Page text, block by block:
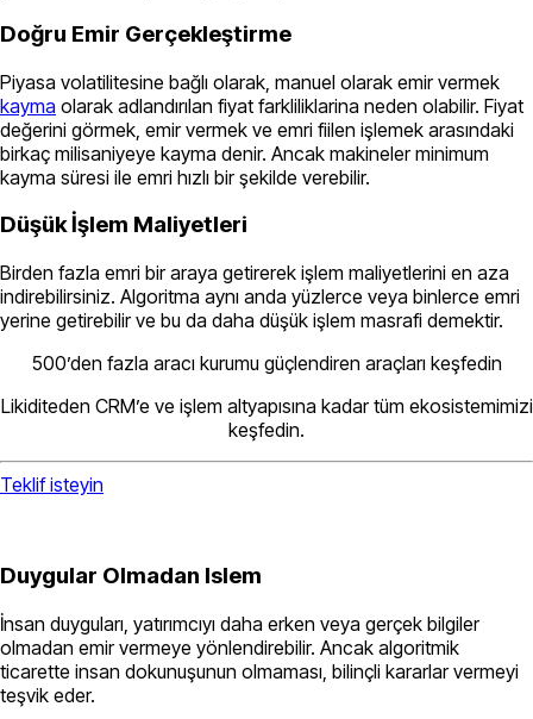
Doğru Emir Gerçekleştirme
Piyasa volatilitesine bağlı olarak, manuel olarak emir vermek
kayma olarak adlandırılan fiyat farkliliklarina neden olabilir. Fiyat
değerini görmek, emir vermek ve emri fiilen işlemek arasındaki
birkaç milisaniyeye kayma denir. Ancak makineler minimum
kayma süresi ile emri hızlı bir şekilde verebilir.
Düşük İşlem Maliyetleri
Birden fazla emri bir araya getirerek işlem maliyetlerini en aza
indirebilirsiniz. Algoritma aynı anda yüzlerce veya binlerce emri
yerine getirebilir ve bu da daha düşük işlem masrafi demektir.
500’den fazla aracı kurumu güçlendiren araçları keşfedin
Likiditeden CRM’e ve işlem altyapısına kadar tüm ekosistemimizi
keşfedin.
Teklif isteyin
Duygular Olmadan Islem
İnsan duyguları, yatırımcıyı daha erken veya gerçek bilgiler
olmadan emir vermeye yönlendirebilir. Ancak algoritmik
ticarette insan dokunuşunun olmaması, bilinçli kararlar vermeyi
teşvik eder.